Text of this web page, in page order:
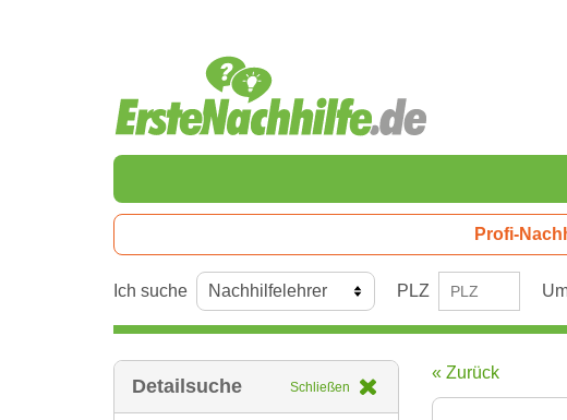
Profi-
Ich suche PLZ
Detailsuche Schließen
« Zurück